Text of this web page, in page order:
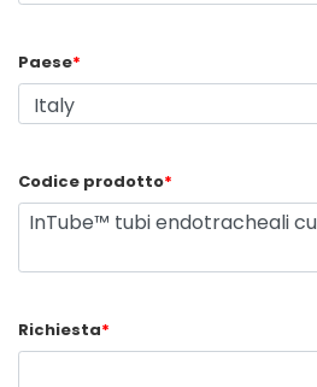
Paese*
Codice prodotto*
Richiesta*